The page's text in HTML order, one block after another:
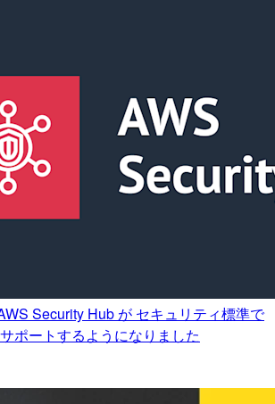
Security Hub が セキュリティ標準で
ポートするようになりました